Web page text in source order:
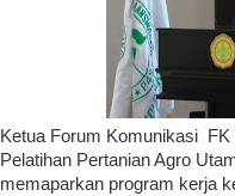
Ketua Forum Komunikasi FK
Pelatihan Pertanian Agro
memaparkan program kerja